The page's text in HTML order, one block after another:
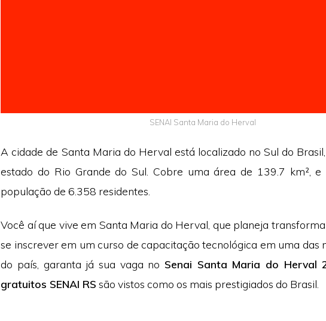
SENAI Santa Maria do Herval
A cidade de Santa Maria do Herval está localizado no Sul do
estado do Rio Grande do Sul. Cobre uma área de 139.7 km²,
população de 6.358 residentes.
Você aí que vive em Santa Maria do Herval, que planeja
se inscrever em um curso de capacitação tecnológica em uma das
do país, garanta já sua vaga no Senai Santa Maria do Herval
gratuitos SENAI RS são vistos como os mais prestigiados do Brasil.